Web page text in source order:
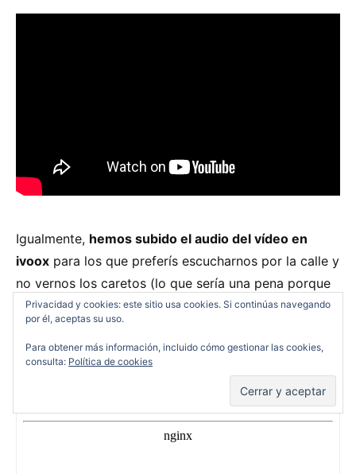
Igualmente, hemos subido el audio del vídeo en
ivoox para los que preferís escucharnos por la calle y
no vernos los caretos (lo que sería una pena porque
es obvio que somos personas de evidente atractivo).
Privacidad y cookies: este sitio usa cookies. Si continúas navegando
por él, aceptas su uso.
Para obtener más información, incluido cómo gestionar las cookies,
consulta: Política de cookies